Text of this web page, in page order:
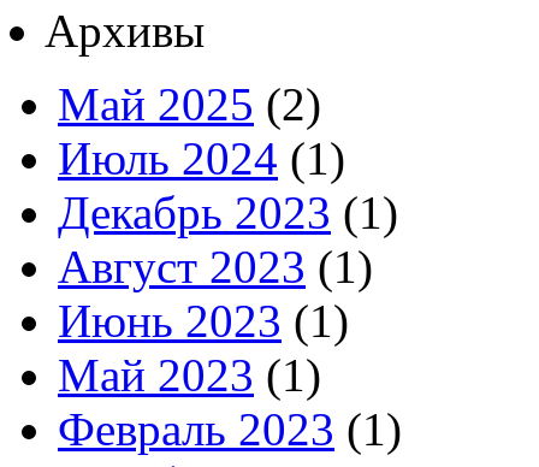
Архивы
Май 2025 (2)
Июль 2024 (1)
Декабрь 2023 (1)
Август 2023 (1)
Июнь 2023 (1)
Май 2023 (1)
Февраль 2023 (1)